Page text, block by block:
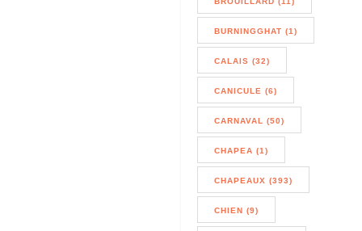
BURNINGGHAT (1)
CALAIS (32)
CANICULE (6)
CARNAVAL (50)
CHAPEA (1)
CHAPEAUX (393)
CHIEN (9)